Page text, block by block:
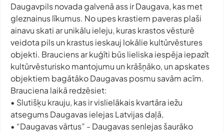
Daugavpils novada galvenā ass ir Daugava, kas met
gleznainus līkumus. No upes krastiem paveras plaši
ainavu skati ar unikālu ieleju, kuras krastos vēsturē
veidota pils un krastus ieskauj lokālie kultūrvēstures
objekti. Brauciens ar kuģīti būs lieliska iespēja iepazīt
kultūrvēsturisko mantojumu un krāšņāko, un apskates
objektiem bagātāko Daugavas posmu savām acīm.
Brauciena laikā redzēsiet:
• Slutišķu krauju, kas ir vislielākais kvartāra iežu
atsegums Daugavas ielejas Latvijas daļā,
• “Daugavas vārtus” - Daugavas senlejas šaurāko